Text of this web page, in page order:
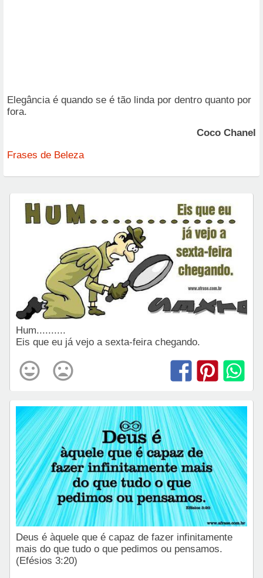
Elegância é quando se é tão linda por dentro quanto por
fora.
Coco Chanel
Frases de Beleza
Hum..........
Eis que eu já vejo a sexta-feira chegando.
Deus é àquele que é capaz de fazer infinitamente
mais do que tudo o que pedimos ou pensamos.
(Efésios 3:20)